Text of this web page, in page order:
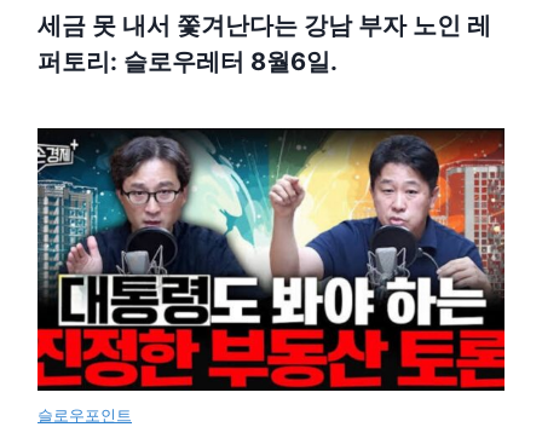
세금 못 내서 쫓겨난다는 강남 부자 노인 레
퍼토리: 슬로우레터 8월6일.
슬로우포인트